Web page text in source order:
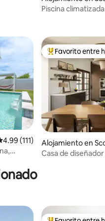
Piscina
promedio: 4.99 de
4.99 (111)
Favorito entre
Favorito entre
Alojamiento en
Casa de